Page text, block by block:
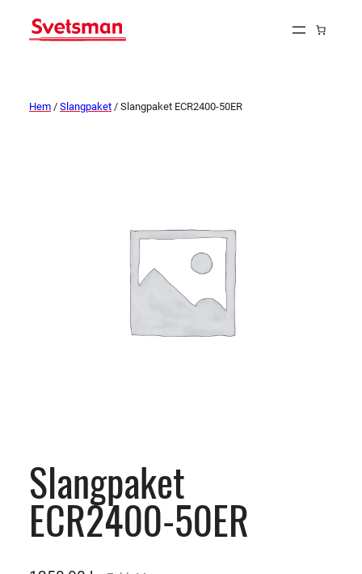
Hem / Slangpaket / Slangpaket ECR2400-50ER
Slangpaket
ECR2400-50ER